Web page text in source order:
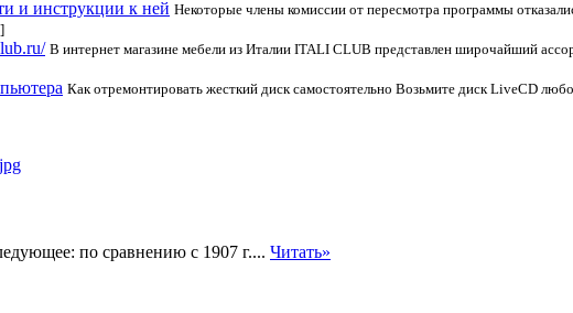
и инструкции к ней Некоторые члены комиссии от пересмотра программы
В интернет магазине мебели из Италии ITALI CLUB представлен широчайший
Как отремонтировать жесткий диск самостоятельно Возьмите диск LiveCD
по сравнению с 1907 г.... Читать»